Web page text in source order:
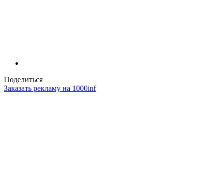
Поделиться
Заказать рекламу на 1000inf